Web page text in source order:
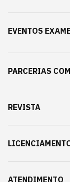
EVENTOS
PARCERIAS
REVISTA
ATENDIMENTO